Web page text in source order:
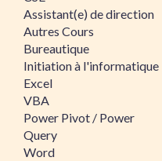
Assistant(e) de direction
Autres Cours
Bureautique
Initiation à l'informatique
Excel
VBA
Power Pivot / Power
Query
Word